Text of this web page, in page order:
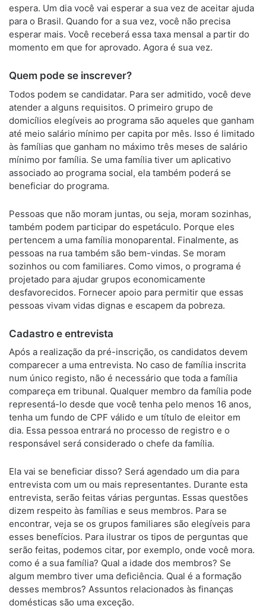
espera. Um dia você vai esperar a sua vez de aceitar ajuda
para o Brasil. Quando for a sua vez, você não precisa
esperar mais. Você receberá essa taxa mensal a partir do
momento em que for aprovado. Agora é sua vez.
Quem pode se inscrever?
Todos podem se candidatar. Para ser admitido, você deve
atender a alguns requisitos. O primeiro grupo de
domicílios elegíveis ao programa são aqueles que ganham
até meio salário mínimo per capita por mês. Isso é limitado
às famílias que ganham no máximo três meses de salário
mínimo por família. Se uma família tiver um aplicativo
associado ao programa social, ela também poderá se
beneficiar do programa.
Pessoas que não moram juntas, ou seja, moram sozinhas,
também podem participar do espetáculo. Porque eles
pertencem a uma família monoparental. Finalmente, as
pessoas na rua também são bem-vindas. Se moram
sozinhos ou com familiares. Como vimos, o programa é
projetado para ajudar grupos economicamente
desfavorecidos. Fornecer apoio para permitir que essas
pessoas vivam vidas dignas e escapem da pobreza.
Cadastro e entrevista
Após a realização da pré-inscrição, os candidatos devem
comparecer a uma entrevista. No caso de família inscrita
num único registo, não é necessário que toda a família
compareça em tribunal. Qualquer membro da família pode
representá-lo desde que você tenha pelo menos 16 anos,
tenha um fundo de CPF válido e um título de eleitor em
dia. Essa pessoa entrará no processo de registro e o
responsável será considerado o chefe da família.
Ela vai se beneficiar disso? Será agendado um dia para
entrevista com um ou mais representantes. Durante esta
entrevista, serão feitas várias perguntas. Essas questões
dizem respeito às famílias e seus membros. Para se
encontrar, veja se os grupos familiares são elegíveis para
esses benefícios. Para ilustrar os tipos de perguntas que
serão feitas, podemos citar, por exemplo, onde você mora.
como é a sua família? Qual a idade dos membros? Se
algum membro tiver uma deficiência. Qual é a formação
desses membros? Assuntos relacionados às finanças
domésticas são uma exceção.